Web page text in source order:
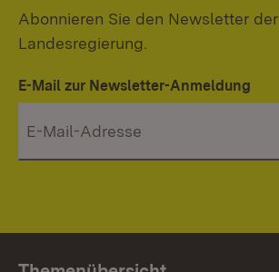
Abonnieren Sie den Newsletter der
Landesregierung.
E-Mail zur Newsletter-Anmeldung